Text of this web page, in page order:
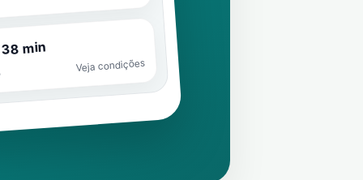
min
Veja condições